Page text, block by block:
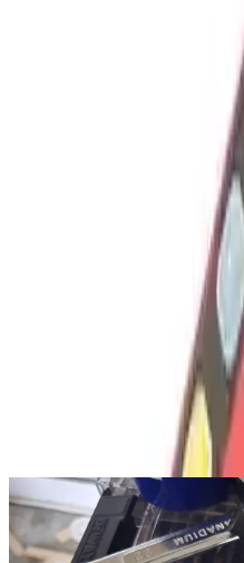
Elektrik tesisatında güvenlik
gerektirir. Uni-T Unit UT12D
Dedektörü bu noktada en iyi
kullanımıyla elektrikle uğraşan
yardımcıdır. Bu cihaz sadece
sağlayan en büyük destekçinizdir.
Ayın popüler yazıları